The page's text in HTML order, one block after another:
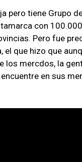
pero tiene Grupo
con
Pero fue
el que hizo que
los mercdos, la
en sus